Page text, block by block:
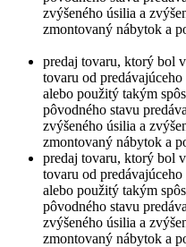
zvýšeného úsilia a
predaj tovaru, ktorý bol
tovaru od
alebo použitý takým
pôvodného stavu
zvýšeného úsilia a
zmontovaný nábytok a
predaj tovaru, ktorý bol
tovaru od
alebo použitý takým
pôvodného stavu
zvýšeného úsilia a
zmontovaný nábytok a